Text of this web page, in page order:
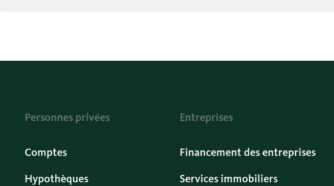
Personnes privées
Comptes
Hypothèques
Entreprises
Financement des entreprises
Services immobiliers